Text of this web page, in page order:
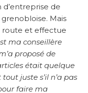
de
grenobloise. Mais
route et effectue
ma conseillère
proposé de
était quelque
juste s’il n’a pas
faire ma